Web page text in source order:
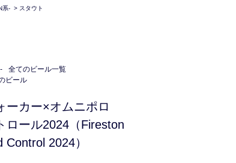
系- > スタウト
全てのビール一覧
ビール
ーカー×オムニポロ
ロール2024（Fireston
2024）